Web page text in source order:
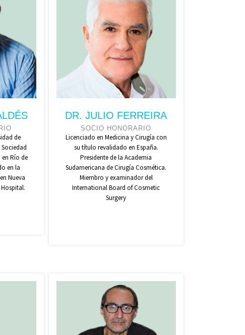
de
en Río de
en la
Nueva
DR. JULIO FERREIRA
SOCIO HONORARIO
Licenciado en Medicina y Cirugía con
su título revalidado en España.
Presidente de la Academia
Sudamericana de Cirugía Cosmética.
Miembro y examinador del
International Board of Cosmetic
Surgery